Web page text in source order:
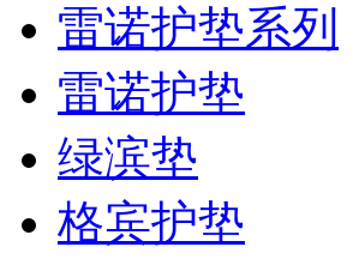
雷诺护垫系列
雷诺护垫
绿滨垫
格宾护垫